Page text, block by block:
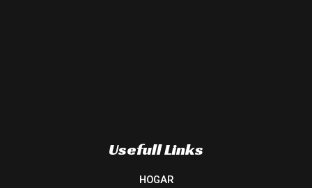
Usefull Links
HOGAR